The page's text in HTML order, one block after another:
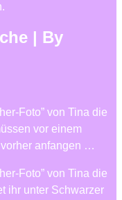
| By
Foto” von Tina die
vor einem
anfangen …
Foto” von Tina die
ihr unter Schwarzer